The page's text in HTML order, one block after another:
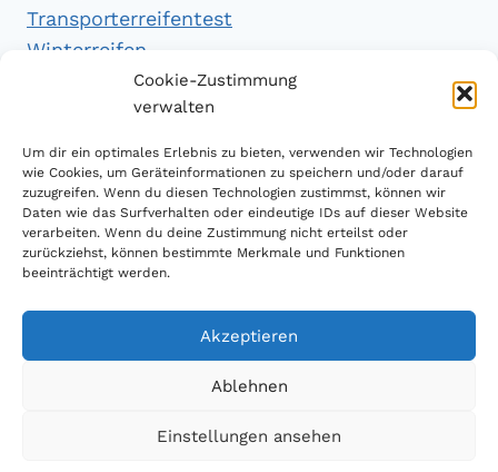
Cookie-Zustimmung
verwalten
Um dir ein optimales Erlebnis zu bieten, verwenden wir Technologien
wie Cookies, um Geräteinformationen zu speichern und/oder darauf
zuzugreifen. Wenn du diesen Technologien zustimmst, können wir
Daten wie das Surfverhalten oder eindeutige IDs auf dieser Website
verarbeiten. Wenn du deine Zustimmung nicht erteilst oder
zurückziehst, können bestimmte Merkmale und Funktionen
beeinträchtigt werden.
Akzeptieren
Ablehnen
Einstellungen ansehen
Transporterreifentest
Winterreifen
Winterreifentest
Empfehlungen
Handytarifvergleich
Luftsport Magazin